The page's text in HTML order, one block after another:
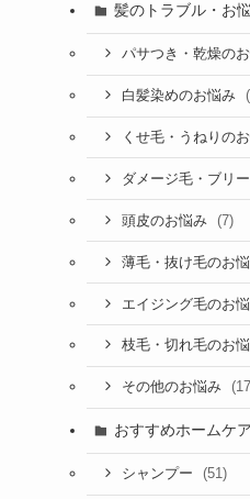
髪のトラブル・お
パサつき・乾燥の
白髪染めのお悩み
くせ毛・うねりの
ダメージ毛・ブリ
頭皮のお悩み (7)
薄毛・抜け毛のお
エイジング毛のお
枝毛・切れ毛のお
その他のお悩み
おすすめホームケア
シャンプー (51)